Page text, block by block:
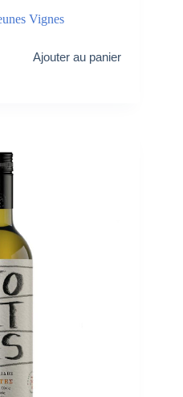
Vignes
Ajouter au panier